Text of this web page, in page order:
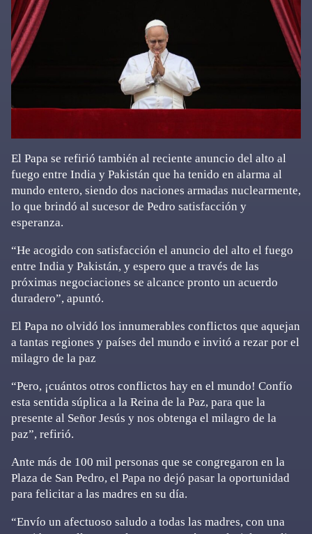
El Papa se refirió también al reciente anuncio del alto al
fuego entre India y Pakistán que ha tenido en alarma al
mundo entero, siendo dos naciones armadas nuclearmente,
lo que brindó al sucesor de Pedro satisfacción y
esperanza.
“He acogido con satisfacción el anuncio del alto el fuego
entre India y Pakistán, y espero que a través de las
próximas negociaciones se alcance pronto un acuerdo
duradero”, apuntó.
El Papa no olvidó los innumerables conflictos que aquejan
a tantas regiones y países del mundo e invitó a rezar por el
milagro de la paz
“Pero, ¡cuántos otros conflictos hay en el mundo! Confío
esta sentida súplica a la Reina de la Paz, para que la
presente al Señor Jesús y nos obtenga el milagro de la
paz”, refirió.
Ante más de 100 mil personas que se congregaron en la
Plaza de San Pedro, el Papa no dejó pasar la oportunidad
para felicitar a las madres en su día.
“Envío un afectuoso saludo a todas las madres, con una